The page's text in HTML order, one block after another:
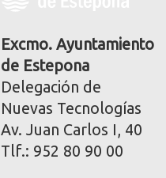
corporativa
Excmo. Ayuntamiento
de Estepona
Delegación de
Nuevas Tecnologías
Av. Juan Carlos I, 40
Tlf.: 952 80 90 00